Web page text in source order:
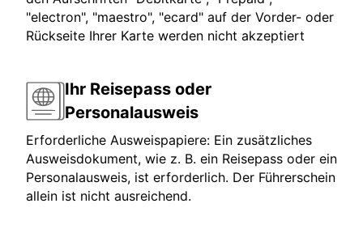
"electron", "maestro", "ecard" auf der Vorder- oder
Rückseite Ihrer Karte werden nicht akzeptiert
Ihr Reisepass oder
Personalausweis
Erforderliche Ausweispapiere: Ein zusätzliches
Ausweisdokument, wie z. B. ein Reisepass oder ein
Personalausweis, ist erforderlich. Der Führerschein
allein ist nicht ausreichend.